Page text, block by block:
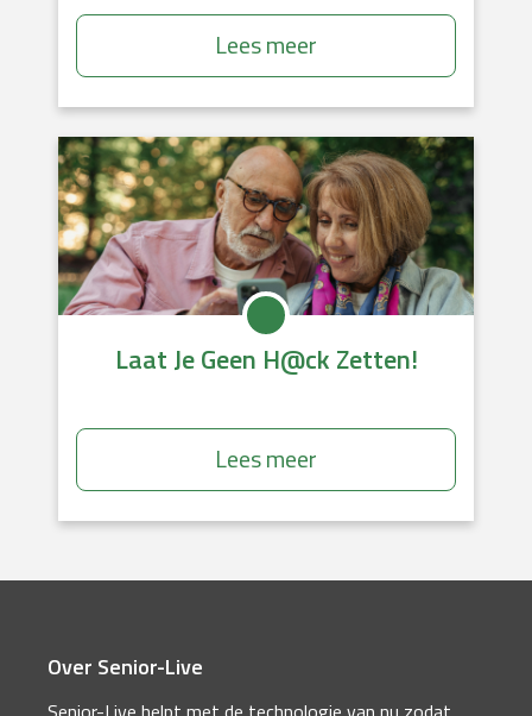
Lees meer
Laat Je Geen H@ck Zetten!
Lees meer
Over Senior-Live